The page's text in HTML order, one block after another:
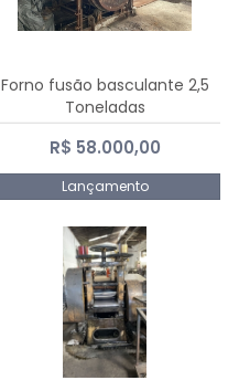
Forno fusão basculante 2,5
Toneladas
R$ 58.000,00
Lançamento